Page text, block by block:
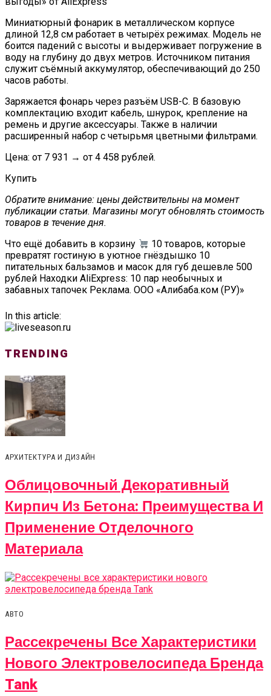
Миниатюрный фонарик в металлическом корпусе
длиной 12,8 см работает в четырёх режимах. Модель не
боится падений с высоты и выдерживает погружение в
воду на глубину до двух метров. Источником питания
служит съёмный аккумулятор, обеспечивающий до 250
часов работы.
Заряжается фонарь через разъём USB-C. В базовую
комплектацию входит кабель, шнурок, крепление на
ремень и другие аксессуары. Также в наличии
расширенный набор с четырьмя цветными фильтрами.
Цена: от 7 931 → от 4 458 рублей.
Купить
Обратите внимание: цены действительны на момент
публикации статьи. Магазины могут обновлять стоимость
товаров в течение дня.
Что ещё добавить в корзину
10 товаров, которые
превратят гостиную в уютное гнёздышко 10
питательных бальзамов и масок для губ дешевле 500
рублей Находки AliExpress: 10 пар необычных и
забавных тапочек Реклама. ООО «Алибаба.ком (РУ)»
In this article:
TRENDING
АРХИТЕКТУРА И ДИЗАЙН
Облицовочный Декоративный
Кирпич Из Бетона: Преимущества И
Применение Отделочного
Материала
АВТО
Рассекречены Все Характеристики
Нового Электровелосипеда Бренда
Tank